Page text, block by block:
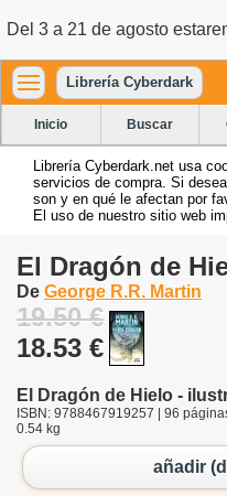
Del 3 a 21 de agosto
Librería Cyberdark
Inicio Buscar
Librería Cyberdark.net usa
servicios de compra. Si
son y en qué le afectan por
El uso de nuestro sitio web
El Dragón de
De George R.R. Martin
19.50 €
18.53 €
El Dragón de Hielo -
ISBN: 9788467919257 | 96
0.54 kg
añadir